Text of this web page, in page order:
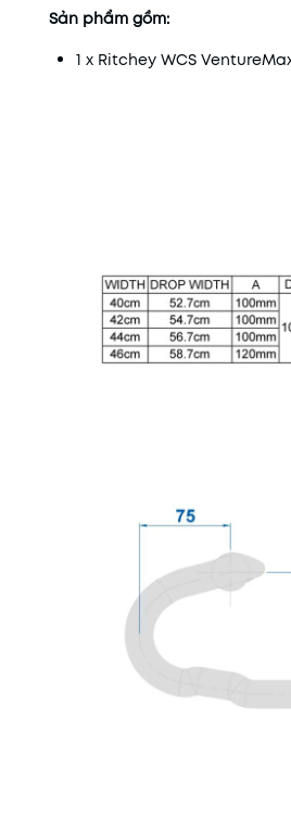
Sản phẩm gồm:
1 x Ritchey WCS